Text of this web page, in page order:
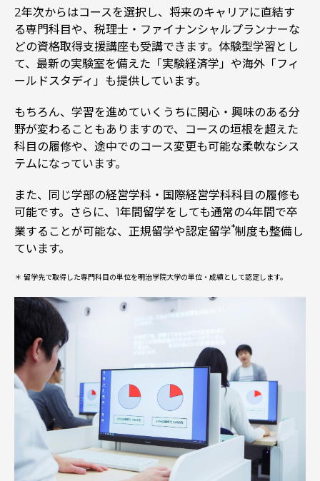
2年次からはコースを選択し、将来のキャリアに直結す
る専門科目や、税理士・ファイナンシャルプランナーな
どの資格取得支援講座も受講できます。体験型学習とし
て、最新の実験室を備えた「実験経済学」や海外「フィ
ールドスタディ」も提供しています。
もちろん、学習を進めていくうちに関心・興味のある分
野が変わることもありますので、コースの垣根を超えた
科目の履修や、途中でのコース変更も可能な柔軟なシス
テムになっています。
また、同じ学部の経営学科・国際経営学科科目の履修も
可能です。さらに、1年間留学をしても通常の4年間で卒
業することが可能な、正規留学や認定留学*制度も整備し
ています。
＊ 留学先で取得した専門科目の単位を明治学院大学の単位・成績として認定します。